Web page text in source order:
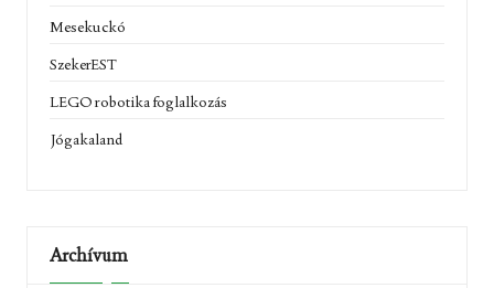
Mesekuckó
SzekerEST
LEGO robotika foglalkozás
Jógakaland
Archívum